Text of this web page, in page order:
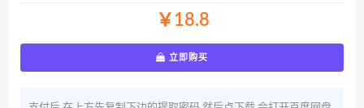
￥18.8
立即购买